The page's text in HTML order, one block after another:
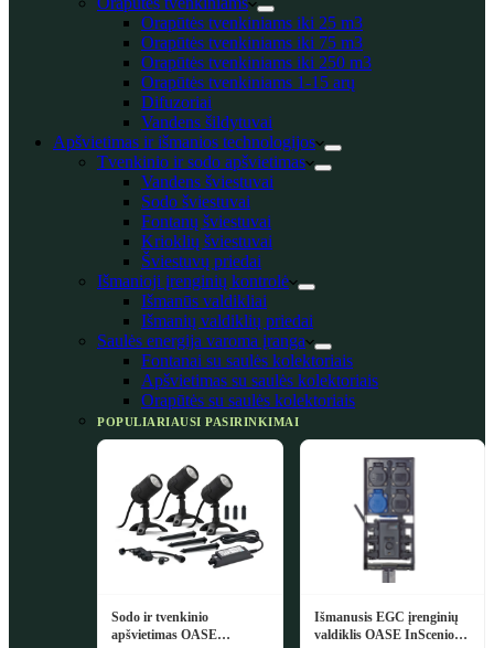
Orapūtės tvenkiniams iki 25 m3
Orapūtės tvenkiniams iki 75 m3
Orapūtės tvenkiniams iki 250 m3
Orapūtės tvenkiniams 1-15 arų
Difuzoriai
Vandens šildytuvai
Apšvietimas ir išmanios technologijos
Tvenkinio ir sodo apšvietimas
Vandens šviestuvai
Sodo šviestuvai
Fontanų šviestuvai
Krioklių šviestuvai
Šviestuvų priedai
Išmanioji įrenginių kontrolė
Išmanūs valdikliai
Išmanių valdiklių priedai
Saulės energija varoma įranga
Fontanai su saulės kolektoriais
Apšvietimas su saulės kolektoriais
Orapūtės su saulės kolektoriais
POPULIARIAUSI PASIRINKIMAI
Sodo ir tvenkinio
apšvietimas OASE
Išmanusis EGC įrenginių
valdiklis OASE InScenio